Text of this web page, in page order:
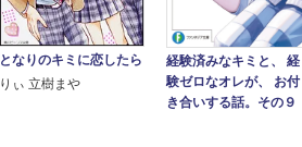
となりのキミに恋したら
りぃ 立樹まや
経験済みなキミと、 経
験ゼロなオレが、 お付
き合いする話。その９